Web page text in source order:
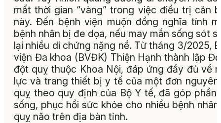
mất thời gian “vàng” trong việc điều trị căn
này. Đến bệnh viện muộn đồng nghĩa tính
bệnh nhân bị đe dọa, nếu may mắn sống sót
lại nhiều di chứng nặng nề. Từ tháng 3/2025,
viện Đa khoa (BVĐK) Thiện Hạnh thành lập
đột quỵ thuộc Khoa Nội, đáp ứng đầy đủ về
lực và trang thiết bị y tế của một đơn
quỵ theo quy định của Bộ Y tế, đã góp phần
sống, phục hồi sức khỏe cho nhiều bệnh
quỵ não trên địa bàn tỉnh.